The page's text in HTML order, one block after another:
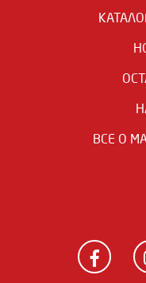
ВСЕ О